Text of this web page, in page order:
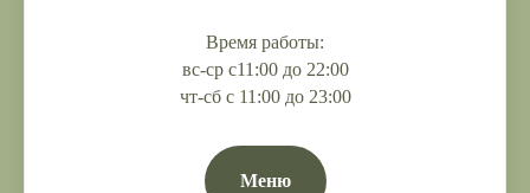
Время работы:
вс-ср с11:00 до 22:00
чт-сб с 11:00 до 23:00
Меню